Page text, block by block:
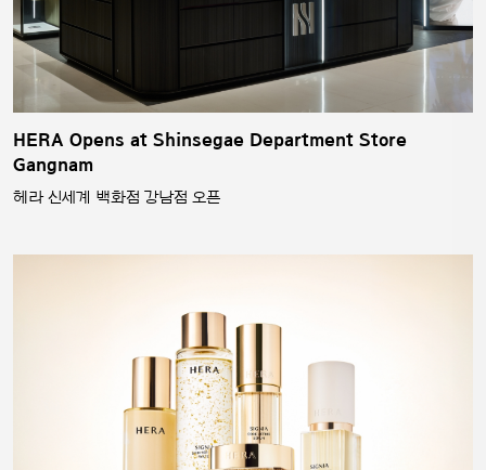
HERA Opens at Shinsegae Department Store
Gangnam
헤라 신세계 백화점 강남점 오픈